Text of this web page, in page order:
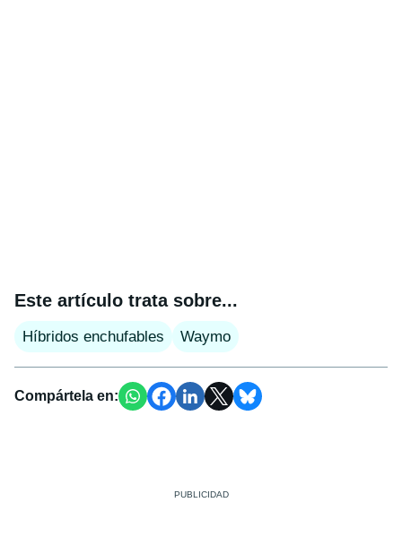
Este artículo trata sobre...
Híbridos enchufables Waymo
Compártela en: